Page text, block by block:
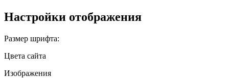
Настройки отображения
Размер шрифта:
Цвета сайта
Изображения